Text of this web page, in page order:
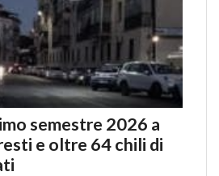
semestre 2026 a
e oltre 64 chili di